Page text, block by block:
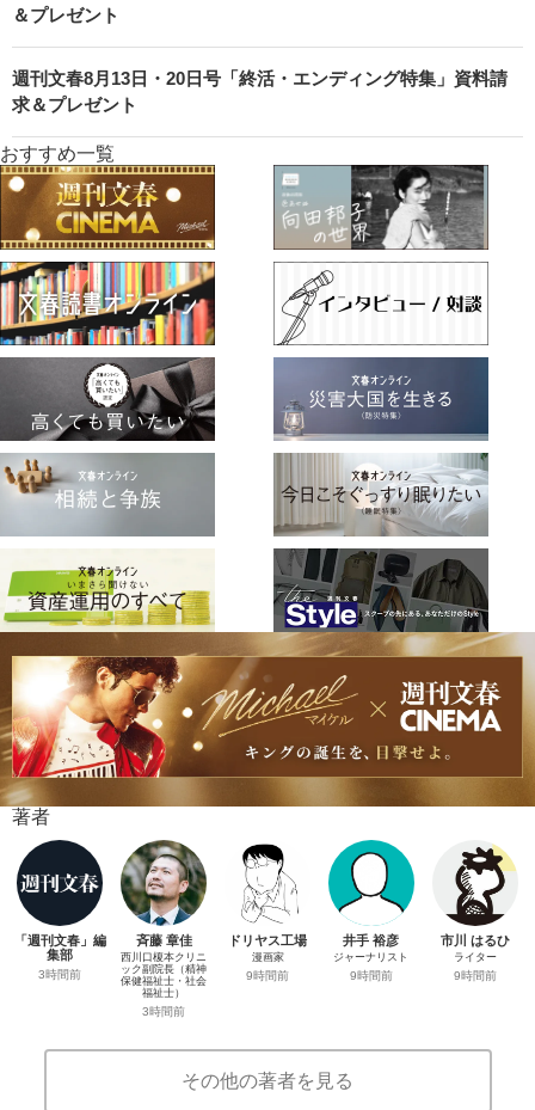
＆プレゼント
週刊文春8月13日・20日号「終活・エンディング特集」資料請
求＆プレゼント
おすすめ一覧
著者
「週刊文春」編
集部
3時間前
斉藤 章佳
西川口榎本クリニ
ック副院長（精神
保健福祉士・社会
福祉士）
3時間前
ドリヤス工場
漫画家
9時間前
井手 裕彦
ジャーナリスト
9時間前
市川 はるひ
ライター
9時間前
その他の著者を見る